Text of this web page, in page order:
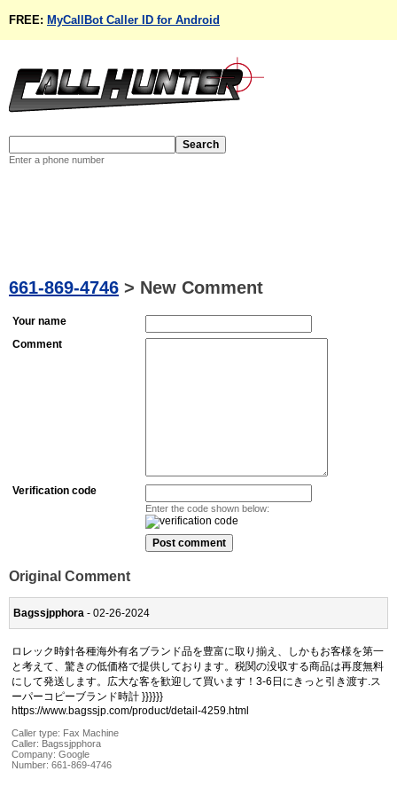
FREE: MyCallBot Caller ID for Android
Enter a phone number
661-869-4746 > New Comment
Your name
Comment
Verification code
Enter the code shown below:
Original Comment
Bagssjpphora - 02-26-2024
ロレック時針各種海外有名ブランド品を豊富に取り揃え、しかもお客様を第一
と考えて、驚きの低価格で提供しております。税関の没収する商品は再度無料
にして発送します。広大な客を歓迎して買います！3-6日にきっと引き渡す.ス
ーパーコピーブランド時計 }}}}}}
https://www.bagssjp.com/product/detail-4259.html
Caller type: Fax Machine
Caller: Bagssjpphora
Company: Google
Number: 661-869-4746